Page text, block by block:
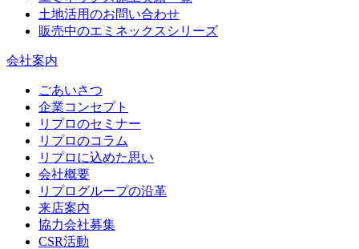
土地活用のお問い合わせ
販売中のエミネックスシリーズ
会社案内
ごあいさつ
企業コンセプト
リプロのセミナー
リプロのコラム
リプロに込めた思い
会社概要
リプログループの沿革
来店案内
協力会社募集
CSR活動